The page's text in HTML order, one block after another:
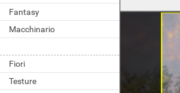
Fantasy
Macchinario
Fiori
Testure